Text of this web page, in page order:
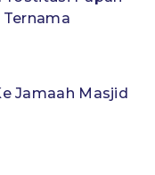
Jamaah Masjid